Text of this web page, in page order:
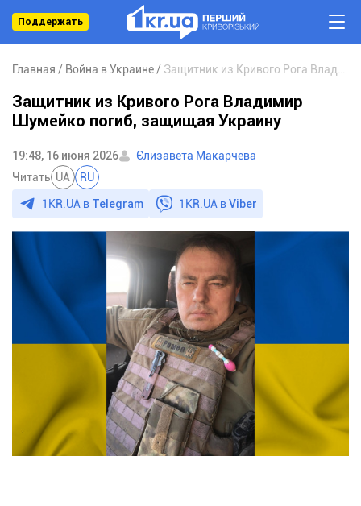
Поддержать
Главная Война в Украине
Защитник из Кривого Рога Владимир
Шумейко погиб, защищая Украину
19:48, 16 июня 2026
Єлизавета Макарчева
Читать UA RU
1KR.UA в Telegram 1KR.UA вViber